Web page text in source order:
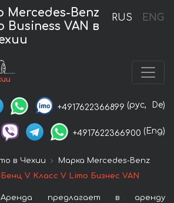
RUS ENG
Benz
Business VAN в
+4917622366899 (рус, De)
+4917622366900 (Eng)
в Чехии
Марка Mercedes-Benz
V Класс V Limo Бизнес VAN
Аренда предлагает в аренду